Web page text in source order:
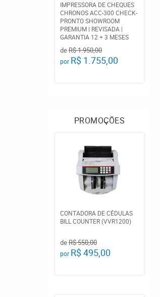
IMPRESSORA DE CHEQUES
CHRONOS ACC-300 CHECK-
PRONTO SHOWROOM
PREMIUM | REVISADA |
GARANTIA 12 + 3 MESES
deR$ 1.950,00
por R$ 1.755,00
PROMOÇÕES
CONTADORA DE CÉDULAS
BILL COUNTER (VVR1200)
deR$ 550,00
por R$ 495,00